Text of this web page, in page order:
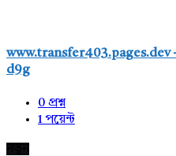
www.transfer403.pages.dev
d9g
0 প্রশ্ন
1পয়েন্ট